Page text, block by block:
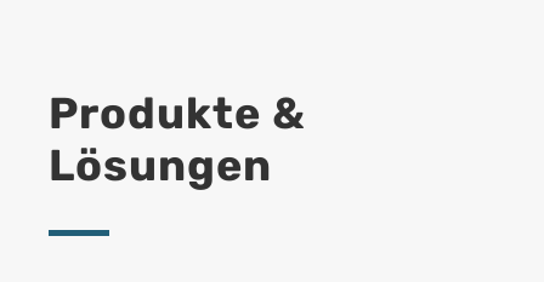
Produkte &
Lösungen